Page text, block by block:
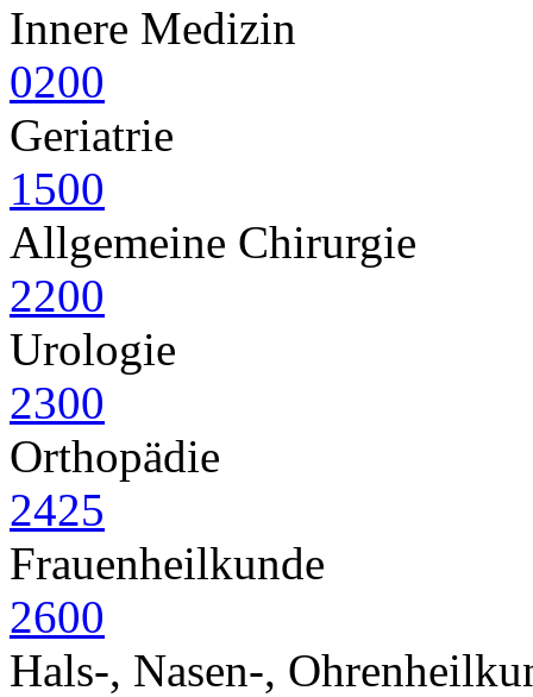
Innere Medizin
0200
Geriatrie
1500
Allgemeine Chirurgie
2200
Urologie
2300
Orthopädie
2425
Frauenheilkunde
2600
Hals-, Nasen-,